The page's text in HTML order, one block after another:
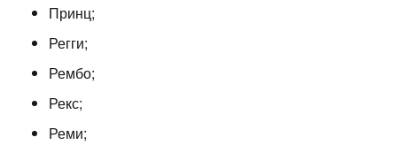
Принц;
Регги;
Рембо;
Рекс;
Реми;